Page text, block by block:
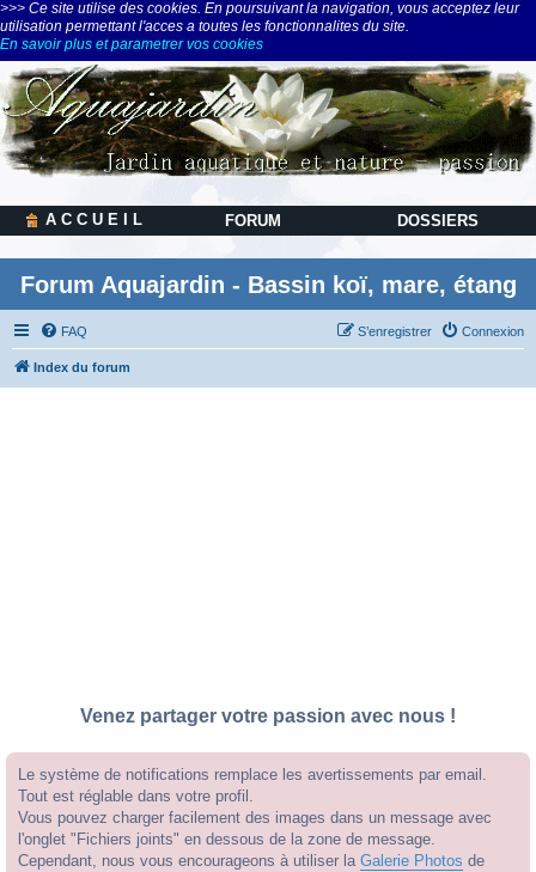
>>> Ce site utilise des cookies. En poursuivant la navigation, vous acceptez leur
utilisation permettant l'acces a toutes les fonctionnalites du site.
En savoir plus et parametrer vos cookies
A C C U E I L FORUM DOSSIERS
Forum Aquajardin - Bassin koï, mare, étang
FAQ Connexion
S’enregistrer
Index du forum
Venez partager votre passion avec nous !
Le système de notifications remplace les avertissements par email.
Tout est réglable dans votre profil.
Vous pouvez charger facilement des images dans un message avec
l'onglet "Fichiers joints" en dessous de la zone de message.
Cependant, nous vous encourageons à utiliser la Galerie Photos de